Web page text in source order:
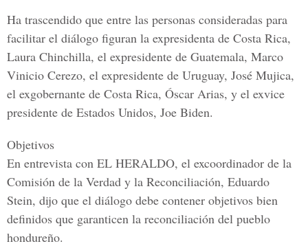
Ha trascendido que entre las personas consideradas para
facilitar el diálogo figuran la expresidenta de Costa Rica,
Laura Chinchilla, el expresidente de Guatemala, Marco
Vinicio Cerezo, el expresidente de Uruguay, José Mujica,
el exgobernante de Costa Rica, Óscar Arias, y el exvice
presidente de Estados Unidos, Joe Biden.
Objetivos
En entrevista con EL HERALDO, el excoordinador de la
Comisión de la Verdad y la Reconciliación, Eduardo
Stein, dijo que el diálogo debe contener objetivos bien
definidos que garanticen la reconciliación del pueblo
hondureño.